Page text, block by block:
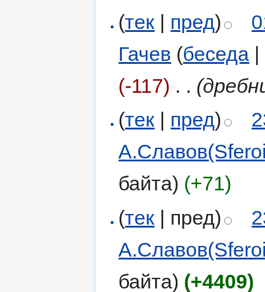
(тек | пред)
Гачев (беседа |
(-117) . .
(тек пред)
байта) (+71)
(тек | пред)
байта) (+4409)